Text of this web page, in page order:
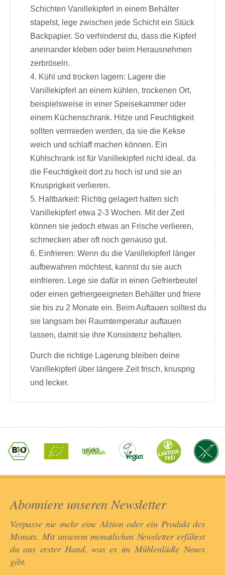
Schichten Vanillekipferl in einem Behälter
stapelst, lege zwischen jede Schicht ein Stück
Backpapier. So verhinderst du, dass die Kipferl
aneinander kleben oder beim Herausnehmen
zerbröseln.
4. Kühl und trocken lagern: Lagere die
Vanillekipferl an einem kühlen, trockenen Ort,
beispielsweise in einer Speisekammer oder
einem Küchenschrank. Hitze und Feuchtigkeit
sollten vermieden werden, da sie die Kekse
weich und schlaff machen können. Ein
Kühlschrank ist für Vanillekipferl nicht ideal, da
die Feuchtigkeit dort zu hoch ist und sie an
Knusprigkeit verlieren.
5. Haltbarkeit: Richtig gelagert halten sich
Vanillekipferl etwa 2-3 Wochen. Mit der Zeit
können sie jedoch etwas an Frische verlieren,
schmecken aber oft noch genauso gut.
6. Einfrieren: Wenn du die Vanillekipferl länger
aufbewahren möchtest, kannst du sie auch
einfrieren. Lege sie dafür in einen Gefrierbeutel
oder einen gefriergeeigneten Behälter und friere
sie bis zu 2 Monate ein. Beim Auftauen solltest du
sie langsam bei Raumtemperatur auftauen
lassen, damit sie ihre Konsistenz behalten.
Durch die richtige Lagerung bleiben deine
Vanillekipferl über längere Zeit frisch, knusprig
und lecker.
Abonniere unseren Newsletter​
Verpasse nie mehr eine Aktion oder ein Produkt des
Monats. Mit unserem monatlichen Newsletter erfährst
du aus erster Hand, was es im Mühlenlädle Neues
gibt.​